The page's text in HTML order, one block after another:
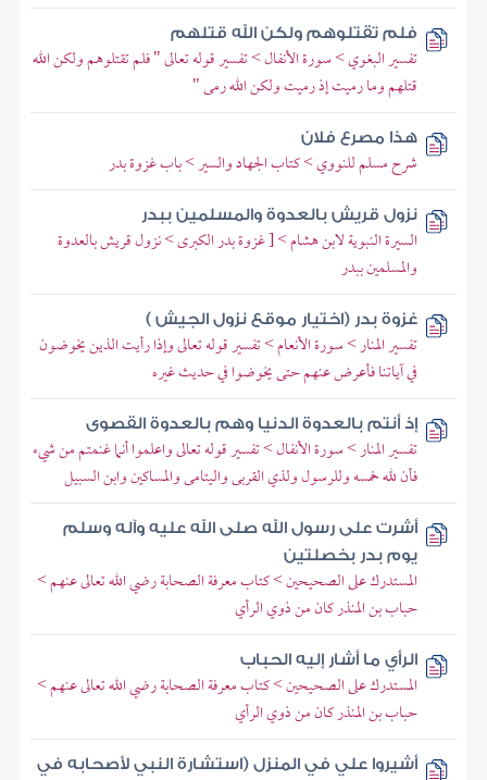
فلم تقتلوهم ولكن الله قتلهم
تفسير البغوي > سورة الأنفال > تفسير قوله تعالى " فلم تقتلوهم ولكن الله
قتلهم وما رميت إذ رميت ولكن الله رمى "
هذا مصرع فلان
شرح مسلم للنووي > كتاب الجهاد والسير > باب غزوة بدر
نزول قريش بالعدوة والمسلمين ببدر
السيرة النبوية لابن هشام > [ غزوة بدر الكبرى > نزول قريش بالعدوة
والمسلمين ببدر
غزوة بدر (اختيار موقع نزول الجيش )
تفسير المنار > سورة الأنعام > تفسير قوله تعالى وإذا رأيت الذين يخوضون
في آياتنا فأعرض عنهم حتى يخوضوا في حديث غيره
إذ أنتم بالعدوة الدنيا وهم بالعدوة القصوى
تفسير المنار > سورة الأنفال > تفسير قوله تعالى واعلموا أنما غنمتم من شيء
فأن لله خمسه وللرسول ولذي القربى واليتامى والمساكين وابن السبيل
أشرت على رسول الله صلى الله عليه وآله وسلم
يوم بدر بخصلتين
المستدرك على الصحيحين > كتاب معرفة الصحابة رضي الله تعالى عنهم >
حباب بن المنذر كان من ذوي الرأي
الرأي ما أشار إليه الحباب
المستدرك على الصحيحين > كتاب معرفة الصحابة رضي الله تعالى عنهم >
حباب بن المنذر كان من ذوي الرأي
أشيروا علي في المنزل (استشارة النبي لأصحابه في